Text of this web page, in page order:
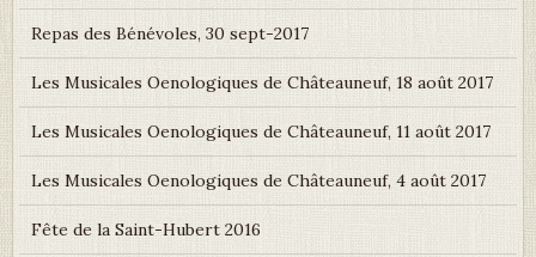
Repas des Bénévoles, 30 sept-2017
Les Musicales Oenologiques de Châteauneuf, 18 août 2017
Les Musicales Oenologiques de Châteauneuf, 11 août 2017
Les Musicales Oenologiques de Châteauneuf, 4 août 2017
Fête de la Saint-Hubert 2016